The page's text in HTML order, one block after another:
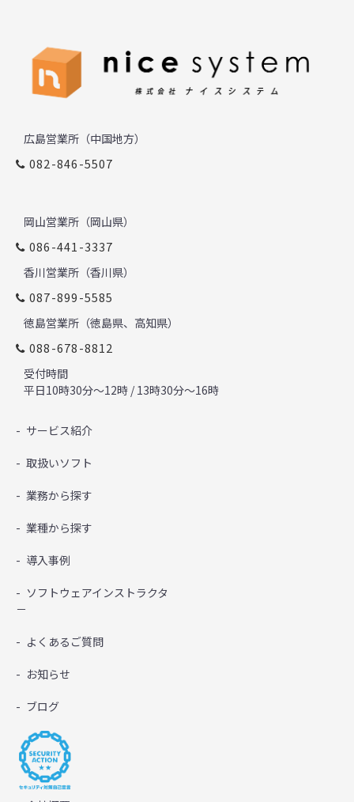
広島営業所（中国地方）
082-846-5507
岡山営業所（岡山県）
086-441-3337
香川営業所（香川県）
087-899-5585
徳島営業所（徳島県、高知県）
088-678-8812
受付時間
平日10時30分～12時 / 13時30分～16時
サービス紹介
取扱いソフト
業務から探す
業種から探す
導入事例
ソフトウェアインストラクタ
－
よくあるご質問
お知らせ
ブログ